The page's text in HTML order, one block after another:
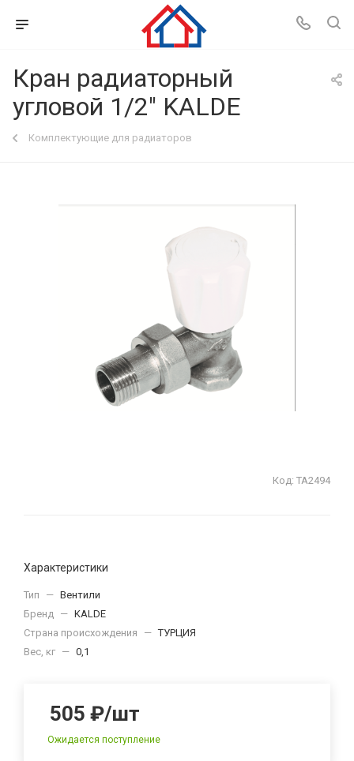
Кран радиаторный
угловой 1/2" KALDE
Комплектующие для радиаторов
Код: ТА2494
Характеристики
Тип — Вентили
Бренд — KALDE
Страна происхождения
— ТУРЦИЯ
Вес, кг — 0,1
505 ₽/шт
Ожидается поступление